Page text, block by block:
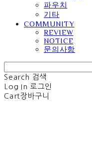
파우치
기타
COMMUNITY
REVIEW
NOTICE
문의사항
Search 검색
Log In 로그인
Cart장바구니